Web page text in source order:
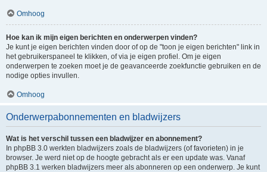
Omhoog
Hoe kan ik mijn eigen berichten en onderwerpen vinden?
Je kunt je eigen berichten vinden door of op de "toon je eigen berichten" link in
het gebruikerspaneel te klikken, of via je eigen profiel. Om je eigen
onderwerpen te zoeken moet je de geavanceerde zoekfunctie gebruiken en de
nodige opties invullen.
Omhoog
Onderwerpabonnementen en bladwijzers
Wat is het verschil tussen een bladwijzer en abonnement?
In phpBB 3.0 werkten bladwijzers zoals de bladwijzers (of favorieten) in je
browser. Je werd niet op de hoogte gebracht als er een update was. Vanaf
phpBB 3.1 werken bladwijzers meer als abonneren op een onderwerp. Je kunt